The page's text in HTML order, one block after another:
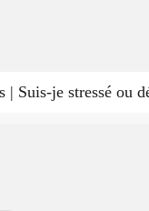
| Suis-je stressé ou